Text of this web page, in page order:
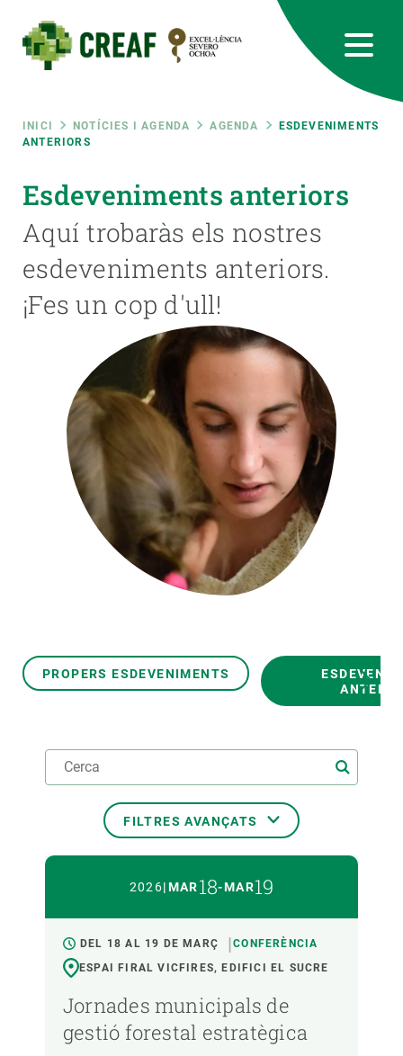
contingut
Fil
d'ariadna
INICI NOTÍCIES I AGENDA AGENDA
ESDEVENIMENTS
ANTERIORS
Esdeveniments anteriors
Aquí trobaràs els nostres
esdeveniments anteriors.
¡Fes un cop d'ull!
PROPERS ESDEVENIMENTS
FILTRES AVANÇATS
FORMAT
TIPUS
2026|MAR18-MAR19
DEL 18 AL 19 DE MARÇ
CONFERÈNCIA
ESPAI FIRAL VICFIRES, EDIFICI EL SUCRE
Jornades municipals de
gestió forestal estratègica
RRSS
Featured
responsive
Responsive
menu
SOBRE NOSALTRES
RECERCA
CIÈNCIA EN ACCIÓ
UNEIX-TE A NOSALTRES
PARTICIPA
NOTÍCIES I AGENDA